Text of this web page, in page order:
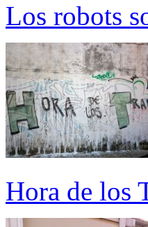
Los robots
Hora de los